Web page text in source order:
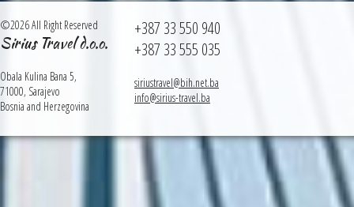
©2026 All Right Reserved
Sirius Travel d.o.o.
Obala Kulina Bana 5,
71000, Sarajevo
Bosnia and Herzegovina
+387 33 550 940
+387 33 555 035
siriustravel@bih.net.ba
info@sirius-travel.ba